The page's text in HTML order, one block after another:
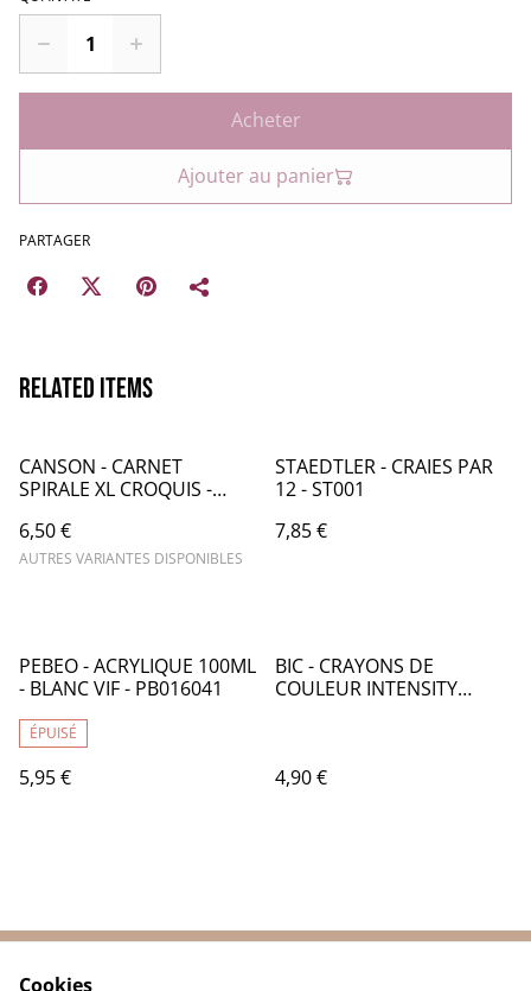
Acheter
Ajouter au panier
PARTAGER
Related items
CANSON - CARNET
SPIRALE XL CROQUIS -
6,50 €
AUTRES VARIANTES DISPONIBLES
STAEDTLER - CRAIES PAR
12 - ST001
7,85 €
PEBEO - ACRYLIQUE 100ML
- BLANC VIF - PB016041
ÉPUISÉ
5,95 €
BIC - CRAYONS DE
COULEUR INTENSITY
4,90 €
Cookies